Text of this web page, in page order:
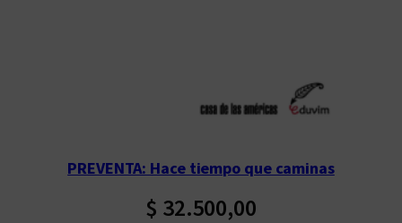
PREVENTA: Hace tiempo que caminas
$ 32.500,00